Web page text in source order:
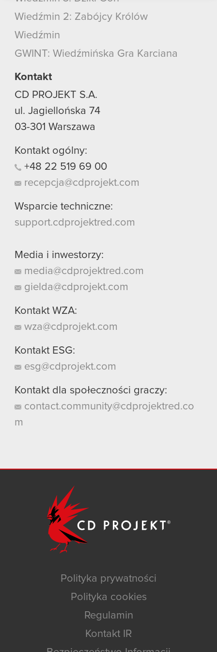
korzystanie z naszej witryny, zgadasz się na
używanie plików cookie.
Wiedźmin 2: Zabójcy Królów
Wiedźmin
GWINT: Wiedźmińska Gra Karciana
Kontakt
CD PROJEKT S.A.
ul. Jagiellońska 74
03-301 Warszawa
Kontakt ogólny:
+48 22 519 69 00
recepcja@cdprojekt.com
Wsparcie techniczne:
support.cdprojektred.com
Media i inwestorzy:
media@cdprojektred.com
gielda@cdprojekt.com
Kontakt WZA:
wza@cdprojekt.com
Kontakt ESG:
esg@cdprojekt.com
Kontakt dla społeczności graczy:
contact.community@cdprojektred.co
m
Polityka prywatności
Polityka cookies
Regulamin
Kontakt IR